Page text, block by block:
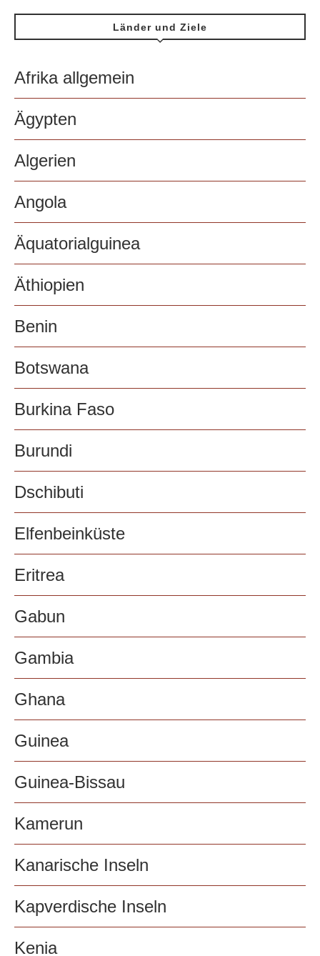
Länder und Ziele
Afrika allgemein
Ägypten
Algerien
Angola
Äquatorialguinea
Äthiopien
Benin
Botswana
Burkina Faso
Burundi
Dschibuti
Elfenbeinküste
Eritrea
Gabun
Gambia
Ghana
Guinea
Guinea-Bissau
Kamerun
Kanarische Inseln
Kapverdische Inseln
Kenia